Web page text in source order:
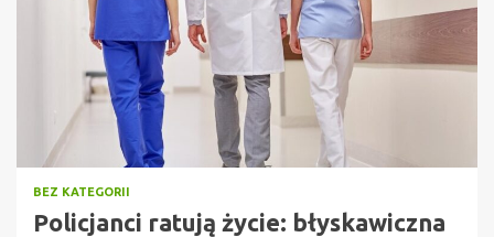
BEZ KATEGORII
Policjanci ratują życie: błyskawiczna